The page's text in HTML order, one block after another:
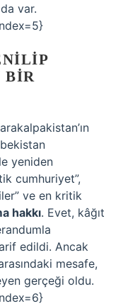
var.
BIR
yeniden
cumhuriyet”,
ve en kritik
hakkı. Evet, kâğıt
edildi. Ancak
mesafe,
gerçeği oldu.